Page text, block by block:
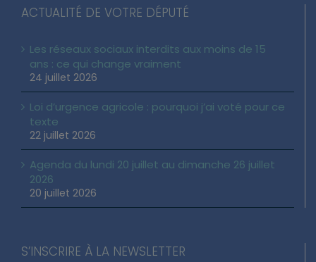
ACTUALITÉ DE VOTRE DÉPUTÉ
Les réseaux sociaux interdits aux moins de 15
ans : ce qui change vraiment
24 juillet 2026
Loi d’urgence agricole : pourquoi j’ai voté pour ce
texte
22 juillet 2026
Agenda du lundi 20 juillet au dimanche 26 juillet
2026
20 juillet 2026
S’INSCRIRE À LA NEWSLETTER